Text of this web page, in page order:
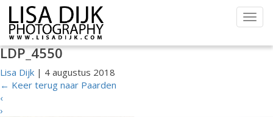
LDP_4550
Lisa Dijk | 4 augustus 2018
← Keer terug naar Paarden
‹
›